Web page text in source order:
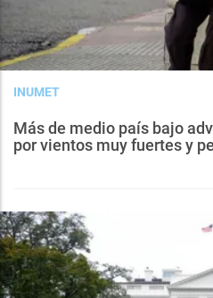
INUMET
Más de medio país bajo
por vientos muy fuertes y